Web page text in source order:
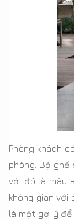
Phòng khách
phòng. Bộ
với đó là màu
không gian với
là một gợi ý